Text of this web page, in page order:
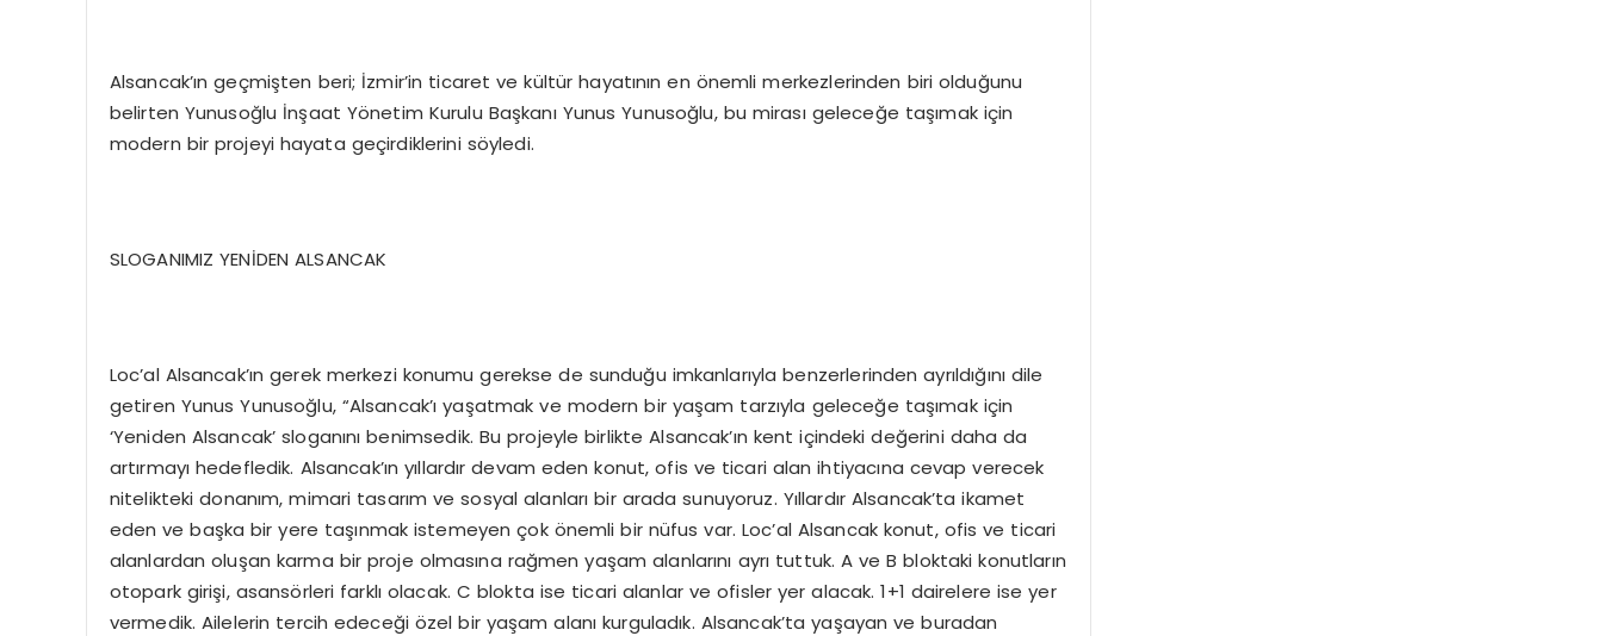
Alsancak’ın geçmişten beri; İzmir’in ticaret ve kültür hayatının en önemli merkezlerinden biri olduğunu
belirten Yunusoğlu İnşaat Yönetim Kurulu Başkanı Yunus Yunusoğlu, bu mirası geleceğe taşımak için
modern bir projeyi hayata geçirdiklerini söyledi.
SLOGANIMIZ YENİDEN ALSANCAK
Loc’al Alsancak’ın gerek merkezi konumu gerekse de sunduğu imkanlarıyla benzerlerinden ayrıldığını dile
getiren Yunus Yunusoğlu, “Alsancak’ı yaşatmak ve modern bir yaşam tarzıyla geleceğe taşımak için
‘Yeniden Alsancak’ sloganını benimsedik. Bu projeyle birlikte Alsancak’ın kent içindeki değerini daha da
artırmayı hedefledik. Alsancak’ın yıllardır devam eden konut, ofis ve ticari alan ihtiyacına cevap verecek
nitelikteki donanım, mimari tasarım ve sosyal alanları bir arada sunuyoruz. Yıllardır Alsancak’ta ikamet
eden ve başka bir yere taşınmak istemeyen çok önemli bir nüfus var. Loc’al Alsancak konut, ofis ve ticari
alanlardan oluşan karma bir proje olmasına rağmen yaşam alanlarını ayrı tuttuk. A ve B bloktaki konutların
otopark girişi, asansörleri farklı olacak. C blokta ise ticari alanlar ve ofisler yer alacak. 1+1 dairelere ise yer
vermedik. Ailelerin tercih edeceği özel bir yaşam alanı kurguladık. Alsancak’ta yaşayan ve buradan